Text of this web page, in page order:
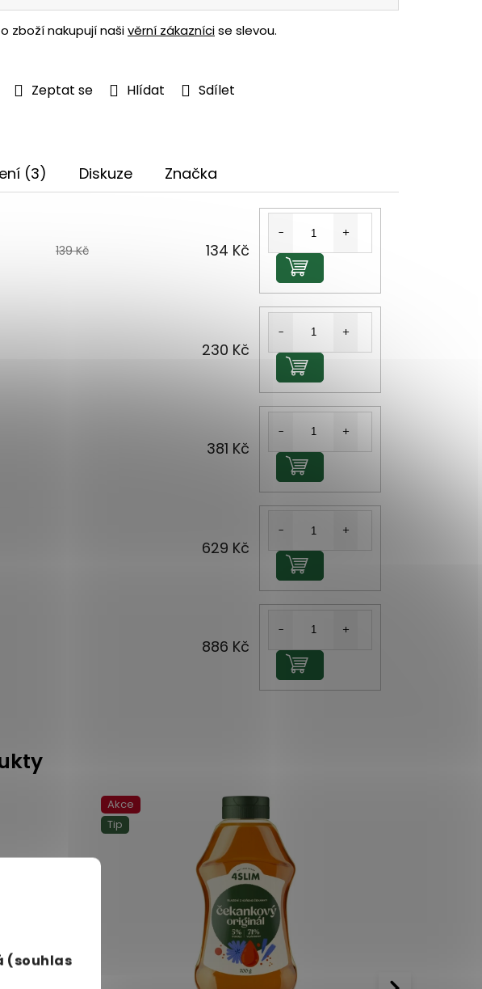
(souhlas
Zeptat se Hlídat Sdílet
zboží nakupují našivěrní zákaznícise slevou.
Akce
Tip
(3) Diskuze Značka
139 Kč 134 Kč
Do košíku
230 Kč
Do košíku
381 Kč
Do košíku
629 Kč
Do košíku
886 Kč
Do košíku